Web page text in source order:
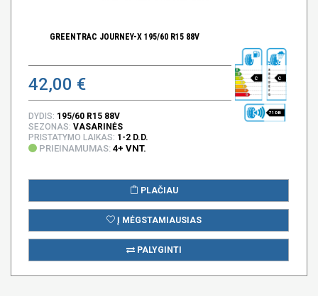
GREENTRAC JOURNEY-X 195/60 R15 88V
42,00 € C C
71 DB
DYDIS: 195/60 R15 88V
SEZONAS: VASARINĖS
PRISTATYMO LAIKAS: 1-2 D.D.
PRIEINAMUMAS: 4+ VNT.
PLAČIAU
Į MĖGSTAMIAUSIAS
PALYGINTI